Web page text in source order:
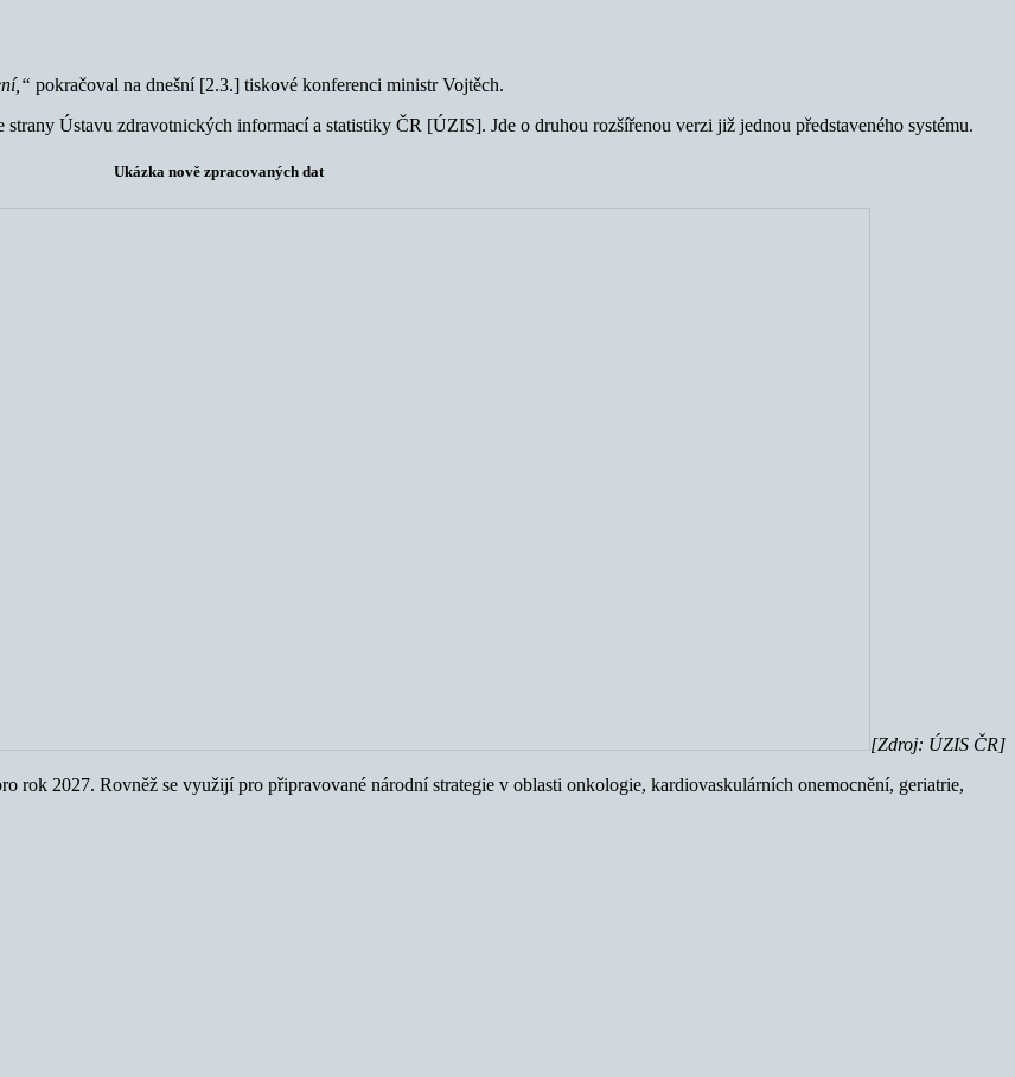
pokračoval na dnešní [2.3.] tiskové konferenci ministr Vojtěch.
strany Ústavu zdravotnických informací a statistiky ČR [ÚZIS]. Jde o druhou rozšířenou verzi již jednou představeného systému.
Ukázka nově zpracovaných dat
[Zdroj: ÚZIS ČR]
rok 2027. Rovněž se využijí pro připravované národní strategie v oblasti onkologie, kardiovaskulárních onemocnění, geriatrie,